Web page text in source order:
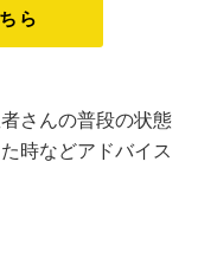
ちら
さんの普段の状態
時などアドバイス